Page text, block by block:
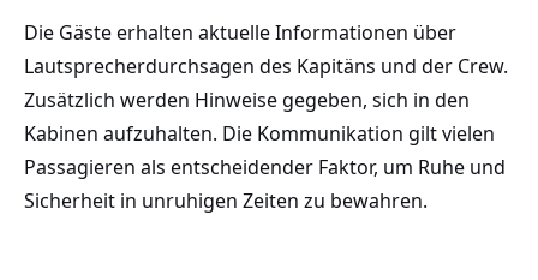
Die Gäste erhalten aktuelle Informationen über
Lautsprecherdurchsagen des Kapitäns und der Crew.
Zusätzlich werden Hinweise gegeben, sich in den
Kabinen aufzuhalten. Die Kommunikation gilt vielen
Passagieren als entscheidender Faktor, um Ruhe und
Sicherheit in unruhigen Zeiten zu bewahren.